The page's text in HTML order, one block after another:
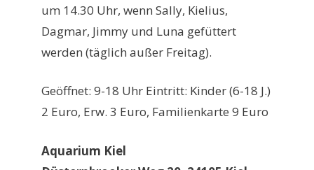
um 14.30 Uhr, wenn Sally, Kielius,
Dagmar, Jimmy und Luna gefüttert
werden (täglich außer Freitag).
Geöffnet: 9-18 Uhr Eintritt: Kinder (6-18 J.)
2 Euro, Erw. 3 Euro, Familienkarte 9 Euro
Aquarium Kiel